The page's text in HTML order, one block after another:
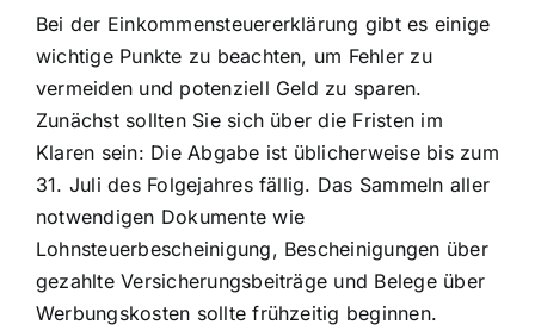
Bei der Einkommensteuererklärung gibt es einige
wichtige Punkte zu beachten, um Fehler zu
vermeiden und potenziell Geld zu sparen.
Zunächst sollten Sie sich über die Fristen im
Klaren sein: Die Abgabe ist üblicherweise bis zum
31. Juli des Folgejahres fällig. Das Sammeln aller
notwendigen Dokumente wie
Lohnsteuerbescheinigung, Bescheinigungen über
gezahlte Versicherungsbeiträge und Belege über
Werbungskosten sollte frühzeitig beginnen.